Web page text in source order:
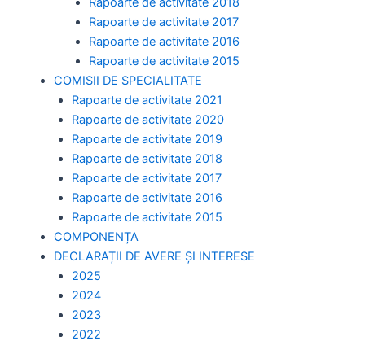
Rapoarte de activitate 2017
Rapoarte de activitate 2016
Rapoarte de activitate 2015
COMISII DE SPECIALITATE
Rapoarte de activitate 2021
Rapoarte de activitate 2020
Rapoarte de activitate 2019
Rapoarte de activitate 2018
Rapoarte de activitate 2017
Rapoarte de activitate 2016
Rapoarte de activitate 2015
COMPONENȚA
DECLARAȚII DE AVERE ȘI INTERESE
2025
2024
2023
2022